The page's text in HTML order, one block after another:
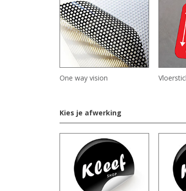
One way vision
Kies je afwerking